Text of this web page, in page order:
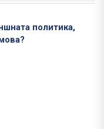
политика,